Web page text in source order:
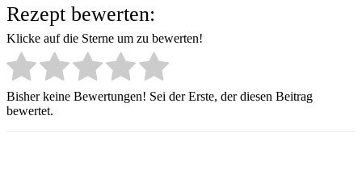
Rezept bewerten:
Klicke auf die Sterne um zu bewerten!
Bisher keine Bewertungen! Sei der Erste, der diesen Beitrag
bewertet.